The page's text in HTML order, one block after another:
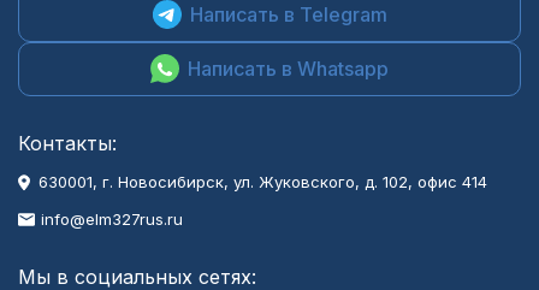
Написать в Telegram
Написать в Whatsapp
Контакты:
630001, г. Новосибирск, ул. Жуковского, д. 102, офис 414
info@elm327rus.ru
Мы в социальных сетях: